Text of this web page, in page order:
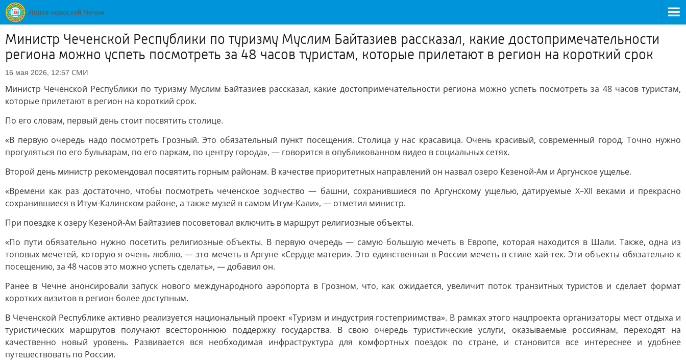
Министр Чеченской Республики по туризму Муслим Байтазиев рассказал, какие достопримечательности
региона можно успеть посмотреть за 48 часов туристам, которые прилетают в регион на короткий срок
16 мая 2026, 12:57 СМИ
Министр Чеченской Республики по туризму Муслим Байтазиев рассказал, какие достопримечательности региона можно успеть посмотреть за 48 часов туристам,
которые прилетают в регион на короткий срок.
По его словам, первый день стоит посвятить столице.
«В первую очередь надо посмотреть Грозный. Это обязательный пункт посещения. Столица у нас красавица. Очень красивый, современный город. Точно нужно
прогуляться по его бульварам, по его паркам, по центру города», — говорится в опубликованном видео в социальных сетях.
Второй день министр рекомендовал посвятить горным районам. В качестве приоритетных направлений он назвал озеро Кезеной-Ам и Аргунское ущелье.
«Времени как раз достаточно, чтобы посмотреть чеченское зодчество — башни, сохранившиеся по Аргунскому ущелью, датируемые X–XII веками и прекрасно
сохранившиеся в Итум-Калинском районе, а также музей в самом Итум-Кали», — отметил министр.
При поездке к озеру Кезеной-Ам Байтазиев посоветовал включить в маршрут религиозные объекты.
«По пути обязательно нужно посетить религиозные объекты. В первую очередь — самую большую мечеть в Европе, которая находится в Шали. Также, одна из
топовых мечетей, которую я очень люблю, — это мечеть в Аргуне «Сердце матери». Это единственная в России мечеть в стиле хай-тек. Эти объекты обязательно к
посещению, за 48 часов это можно успеть сделать», — добавил он.
Ранее в Чечне анонсировали запуск нового международного аэропорта в Грозном, что, как ожидается, увеличит поток транзитных туристов и сделает формат
коротких визитов в регион более доступным.
В Чеченской Республике активно реализуется национальный проект «Туризм и индустрия гостеприимства». В рамках этого нацпроекта организаторы мест отдыха и
туристических маршрутов получают всестороннюю поддержку государства. В свою очередь туристические услуги, оказываемые россиянам, переходят на
качественно новый уровень. Развивается вся необходимая инфраструктура для комфортных поездок по стране, и становится все интереснее и удобнее
путешествовать по России.